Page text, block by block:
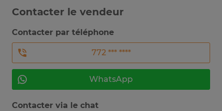
Contacter le vendeur
Contacter par téléphone
772 *** ****
WhatsApp
Contacter via le chat